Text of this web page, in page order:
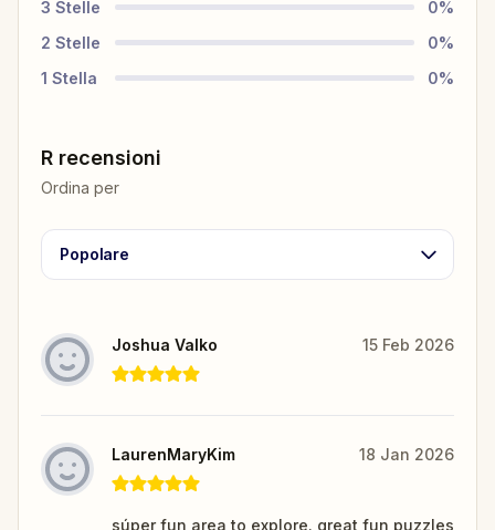
3 Stelle 0%
2 Stelle 0%
1 Stella 0%
R recensioni
Ordina per
Popolare
Joshua Valko 15 Feb 2026
LaurenMaryKim 18 Jan 2026
súper fun area to explore. great fun puzzles